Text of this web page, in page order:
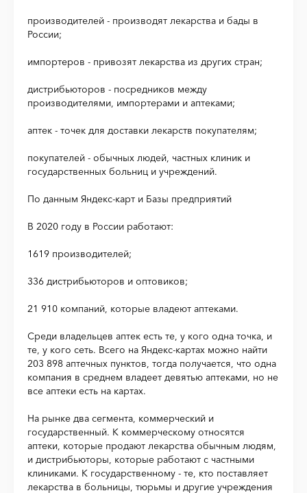
производителей - производят лекарства и бады в
России;
импортеров - привозят лекарства из других стран;
дистрибьюторов - посредников между
производителями, импортерами и аптеками;
аптек - точек для доставки лекарств покупателям;
покупателей - обычных людей, частных клиник и
государственных больниц и учреждений.
По данным Яндекс-карт и Базы предприятий
В 2020 году в России работают:
1619 производителей;
336 дистрибьюторов и оптовиков;
21 910 компаний, которые владеют аптеками.
Среди владельцев аптек есть те, у кого одна точка, и
те, у кого сеть. Всего на Яндекс-картах можно найти
203 898 аптечных пунктов, тогда получается, что одна
компания в среднем владеет девятью аптеками, но не
все аптеки есть на картах.
На рынке два сегмента, коммерческий и
государственный. К коммерческому относятся
аптеки, которые продают лекарства обычным людям,
и дистрибьюторы, которые работают с частными
клиниками. К государственному - те, кто поставляет
лекарства в больницы, тюрьмы и другие учреждения